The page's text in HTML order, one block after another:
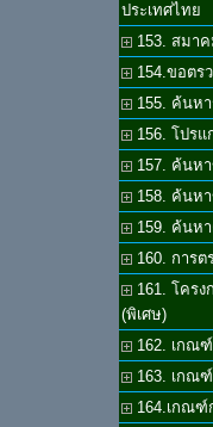
ประเทศไทย
153. สมา
154.ขอตร
155. ค้นห
156. โปร
157. ค้นห
158. ค้นห
159. ค้นห
160. การ
161. โคร
(พิเศษ)
162. เกณ
163. เกณ
164.เกณฑ์